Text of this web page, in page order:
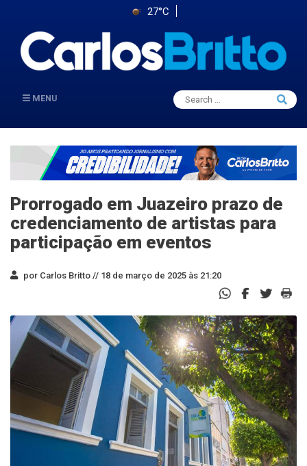
27°C
MENU
Search
for:
Search
Prorrogado em Juazeiro prazo de
credenciamento de artistas para
participação em eventos
por Carlos Britto // 18 de março de 2025 às 21:20